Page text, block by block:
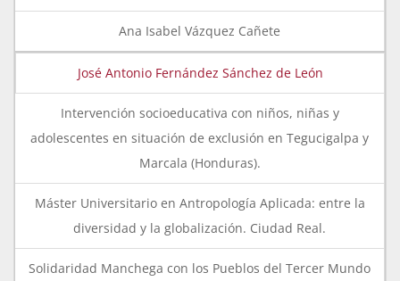
Ana Isabel Vázquez Cañete
José Antonio Fernández Sánchez de León
Intervención socioeducativa con niños, niñas y
adolescentes en situación de exclusión en Tegucigalpa y
Marcala (Honduras).
Máster Universitario en Antropología Aplicada: entre la
diversidad y la globalización. Ciudad Real.
Solidaridad Manchega con los Pueblos del Tercer Mundo